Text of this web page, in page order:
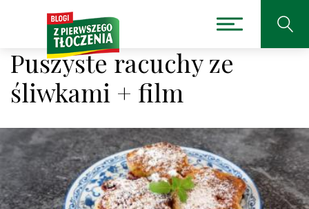
Puszyste racuchy ze
śliwkami + film